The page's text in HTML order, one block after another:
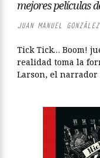
mejores películas
JUAN MANUEL GONZÁLEZ
Tick Tick… Boom!
realidad toma la
Larson, el narrador